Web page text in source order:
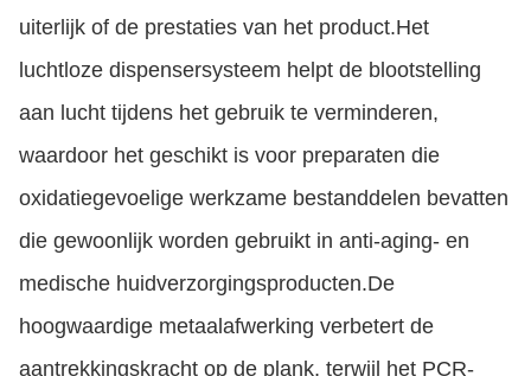
uiterlijk of de prestaties van het product.Het
luchtloze dispensersysteem helpt de blootstelling
aan lucht tijdens het gebruik te verminderen,
waardoor het geschikt is voor preparaten die
oxidatiegevoelige werkzame bestanddelen bevatten
die gewoonlijk worden gebruikt in anti-aging- en
medische huidverzorgingsproducten.De
hoogwaardige metaalafwerking verbetert de
aantrekkingskracht op de plank, terwijl het PCR-